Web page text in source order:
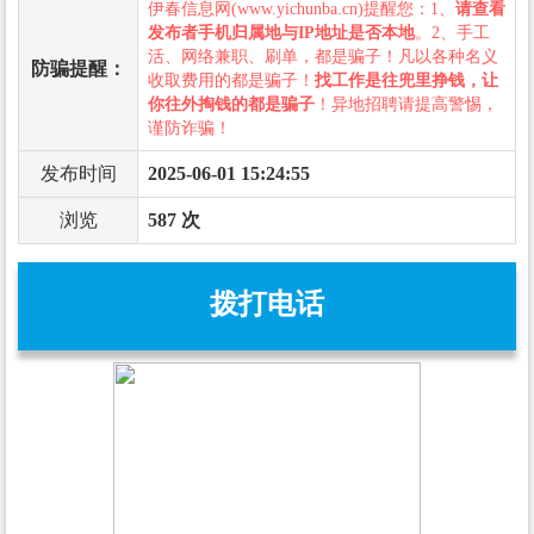
防骗提醒：
伊春信息网(www.yichunba.cn)提醒您：1、 请查看
发布者手机归属地与IP地址是否本地。2、手工
活、网络兼职、刷单，都是骗子！凡以各种名义
收取费用的都是骗子！ 找工作是往兜里挣钱，让
你往外掏钱的都是骗子 ！异地招聘请提高警惕，
谨防诈骗！
发布时间 2025-06-01 15:24:55
浏览 587 次
拨打电话